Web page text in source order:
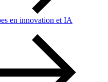
en innovation et IA